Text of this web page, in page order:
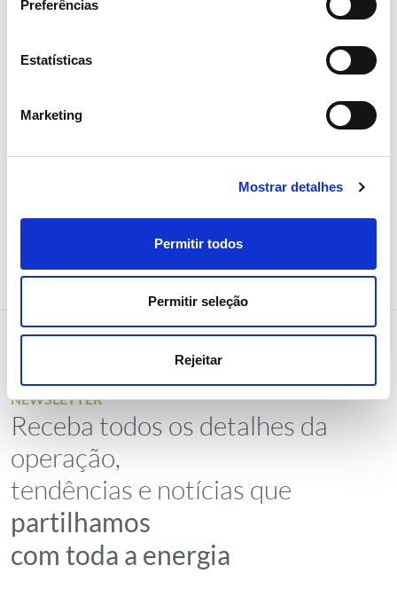
Preferências
Estatísticas
Marketing
Mostrar detalhes
Permitir todos
Permitir seleção
Rejeitar
Fitch sobe rating de longo prazo
NEWSLETTER
Receba todos os detalhes da
operação,
tendências e notícias que
partilhamos
com toda a energia